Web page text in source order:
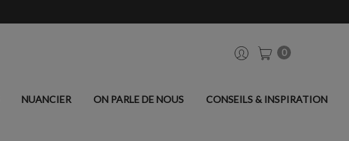
0
NUANCIER ON PARLE DE NOUS CONSEILS & INSPIRATION